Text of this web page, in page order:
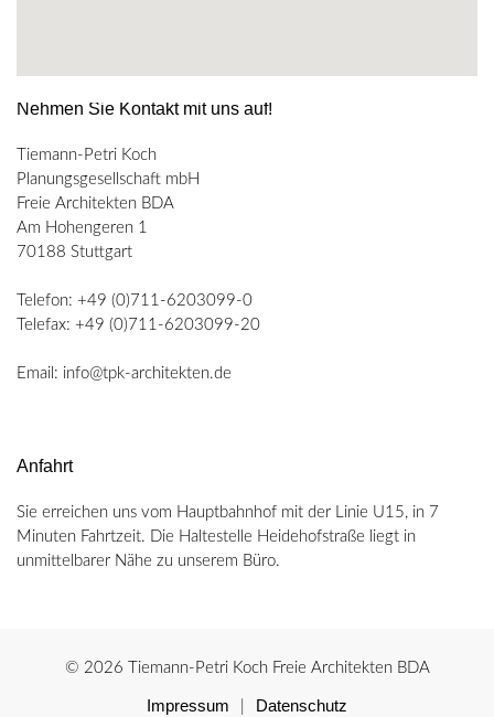
Nehmen Sie Kontakt mit uns auf!
Tiemann-Petri Koch
Planungsgesellschaft mbH
Freie Architekten BDA
Am Hohengeren 1
70188 Stuttgart
Telefon: +49 (0)711-6203099-0
Telefax: +49 (0)711-6203099-20
Email: info@tpk-architekten.de
Anfahrt
Sie erreichen uns vom Hauptbahnhof mit der Linie U15, in 7
Minuten Fahrtzeit. Die Haltestelle Heidehofstraße liegt in
unmittelbarer Nähe zu unserem Büro.
© 2026 Tiemann-Petri Koch Freie Architekten BDA
Impressum Datenschutz